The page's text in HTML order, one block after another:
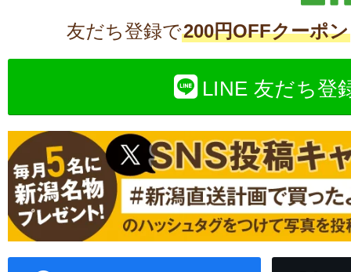
友だち登録で200円OFFクーポン
LINE 友だち登